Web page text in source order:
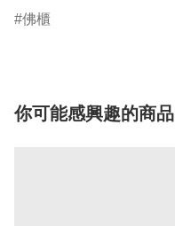
佛櫃
你可能感興趣的商品